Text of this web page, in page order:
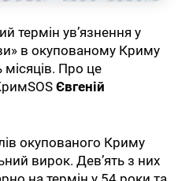
термін ув’язнення у
в окупованому Криму
Про це
Євгеній
окупованого Криму
вирок. Дев’ять з них